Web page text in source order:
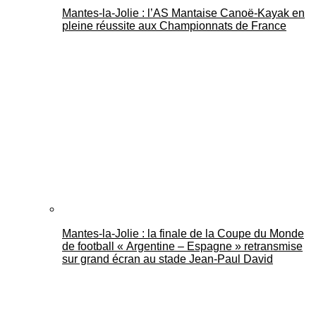
Mantes-la-Jolie : l’AS Mantaise Canoë‑Kayak en
pleine réussite aux Championnats de France
Mantes-la-Jolie : la finale de la Coupe du Monde
de football « Argentine – Espagne » retransmise
sur grand écran au stade Jean-Paul David